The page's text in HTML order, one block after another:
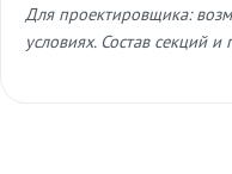
Для проектировщика:
условиях. Состав секций